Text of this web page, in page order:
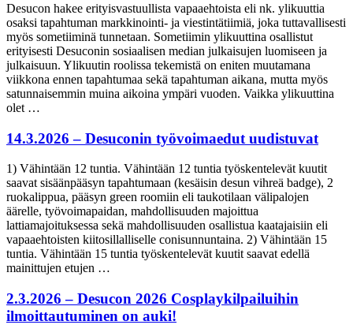
Desucon hakee erityisvastuullista vapaaehtoista eli nk. ylikuuttia
osaksi tapahtuman markkinointi- ja viestintätiimiä, joka tuttavallisesti
myös sometiiminä tunnetaan. Sometiimin ylikuuttina osallistut
erityisesti Desuconin sosiaalisen median julkaisujen luomiseen ja
julkaisuun. Ylikuutin roolissa tekemistä on eniten muutamana
viikkona ennen tapahtumaa sekä tapahtuman aikana, mutta myös
satunnaisemmin muina aikoina ympäri vuoden. Vaikka ylikuuttina
olet …
14.3.2026 – Desuconin työvoimaedut uudistuvat
1) Vähintään 12 tuntia. Vähintään 12 tuntia työskentelevät kuutit
saavat sisäänpääsyn tapahtumaan (kesäisin desun vihreä badge), 2
ruokalippua, pääsyn green roomiin eli taukotilaan välipalojen
äärelle, työvoimapaidan, mahdollisuuden majoittua
lattiamajoituksessa sekä mahdollisuuden osallistua kaatajaisiin eli
vapaaehtoisten kiitosillalliselle conisunnuntaina. 2) Vähintään 15
tuntia. Vähintään 15 tuntia työskentelevät kuutit saavat edellä
mainittujen etujen …
2.3.2026 – Desucon 2026 Cosplaykilpailuihin
ilmoittautuminen on auki!